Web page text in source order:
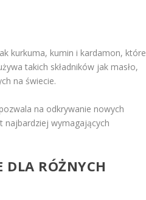
kurkuma, kumin i kardamon, które
takich składników jak masło,
na świecie.
na odkrywanie nowych
najbardziej wymagających
DLA RÓŻNYCH